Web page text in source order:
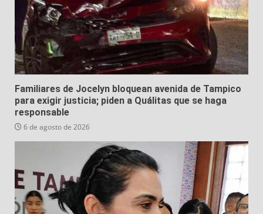
Familiares de Jocelyn bloquean avenida de Tampico
para exigir justicia; piden a Quálitas que se haga
responsable
6 de agosto de 2026